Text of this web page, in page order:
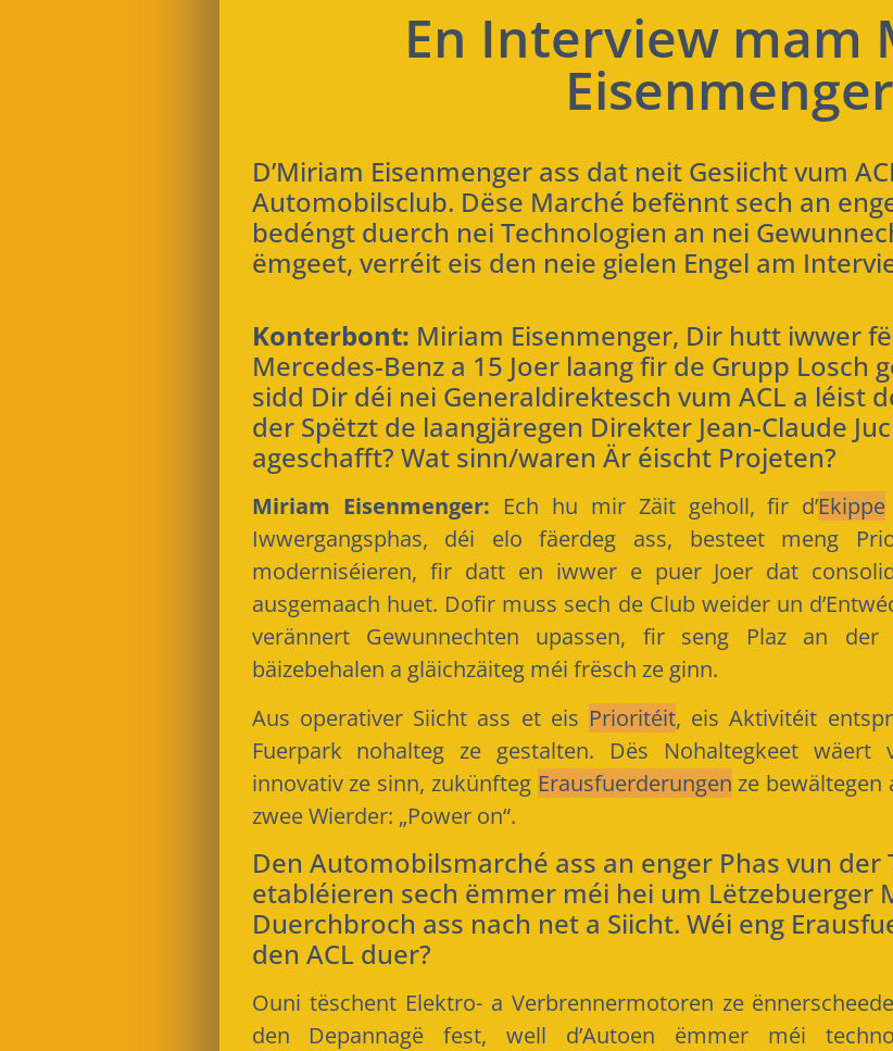
En Interview mam
Eisenmenger
D’Miriam Eisenmenger ass dat neit Gesiicht vum
Automobilsclub. Dëse Marché befënnt sech an
bedéngt duerch nei Technologien an nei
ëmgeet, verréit eis den neie gielen Engel am
Konterbont: Miriam Eisenmenger, Dir hutt iwwer
Mercedes-Benz a 15 Joer laang fir de Grupp Losch
sidd Dir déi nei Generaldirektesch vum ACL a léist
der Spëtzt de laangjäregen Direkter Jean-Claude
ageschafft? Wat sinn/waren Är éischt Projeten?
Miriam Eisenmenger: Ech hu mir Zäit geholl, fir d’Ekippe
Iwwergangsphas, déi elo fäerdeg ass, besteet meng
moderniséieren, fir datt en iwwer e puer Joer dat
ausgemaach huet. Dofir muss sech de Club weider un
verännert Gewunnechten upassen, fir seng Plaz an der
bäizebehalen a gläichzäiteg méi frësch ze ginn.
Aus operativer Siicht ass et eis Prioritéit, eis Aktivitéit
Fuerpark nohalteg ze gestalten. Dës Nohaltegkeet wäert
innovativ ze sinn, zukünfteg Erausfuerderungen ze bewältegen
zwee Wierder: „Power on“.
Den Automobilsmarché ass an enger Phas vun der
etabléieren sech ëmmer méi hei um Lëtzebuerger
Duerchbroch ass nach net a Siicht. Wéi eng
den ACL duer?
Ouni tëschent Elektro- a Verbrennermotoren ze
den Depannagë fest, well d’Autoen ëmmer méi